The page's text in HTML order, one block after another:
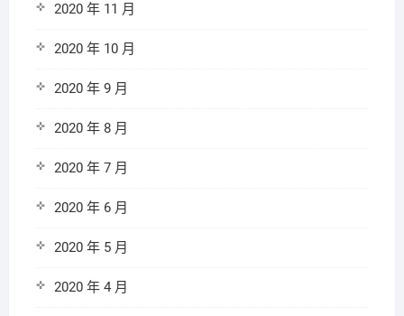
2020 年 11 月
2020 年 10 月
2020 年 9 月
2020 年 8 月
2020 年 7 月
2020 年 6 月
2020 年 5 月
2020 年 4 月